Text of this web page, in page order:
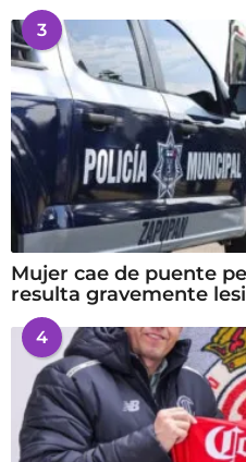
3
Mujer cae de puente
resulta gravemente
4